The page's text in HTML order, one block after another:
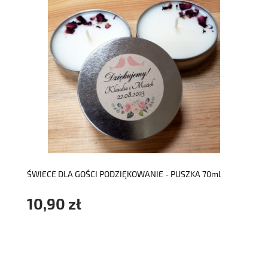
ŚWIECE DLA GOŚCI PODZIĘKOWANIE - PUSZKA 70ml
10,90 zł
do koszyka